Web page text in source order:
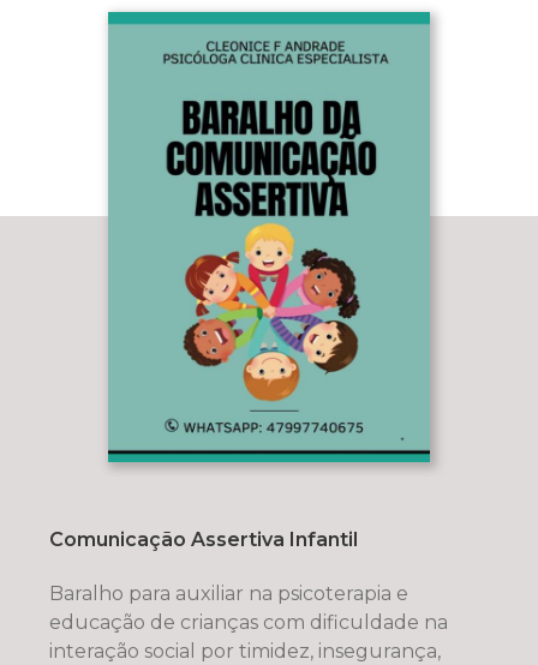
Comunicação Assertiva Infantil
Baralho para auxiliar na psicoterapia e
educação de crianças com dificuldade na
interação social por timidez, insegurança,